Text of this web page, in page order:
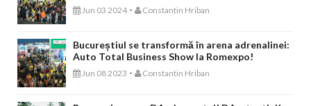
Jun 03 2024 - Constantin Hriban
Bucureștiul se transformă în arena adrenalinei:
Auto Total Business Show la Romexpo!
Jun 08 2023 - Constantin Hriban